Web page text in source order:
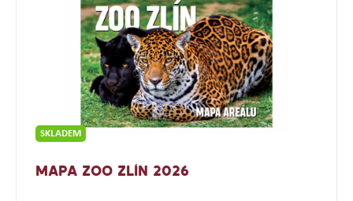
SKLADEM
MAPA ZOO ZLÍN 2026